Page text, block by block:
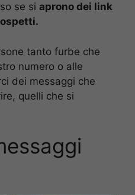
se si aprono dei link
tanto furbe che
numero o alle
dei messaggi che
quelli che si